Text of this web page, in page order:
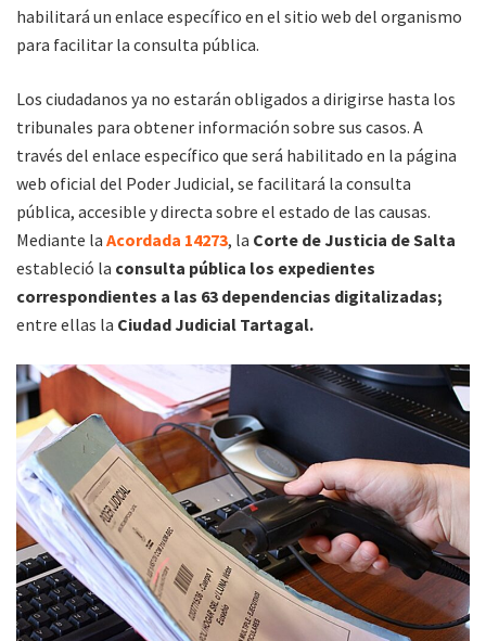
habilitará un enlace específico en el sitio web del organismo
para facilitar la consulta pública.
Los ciudadanos ya no estarán obligados a dirigirse hasta los
tribunales para obtener información sobre sus casos. A
través del enlace específico que será habilitado en la página
web oficial del Poder Judicial, se facilitará la consulta
pública, accesible y directa sobre el estado de las causas.
Mediante la Acordada 14273, la Corte de Justicia de Salta
estableció la consulta pública los expedientes
correspondientes a las 63 dependencias digitalizadas;
entre ellas la Ciudad Judicial Tartagal.